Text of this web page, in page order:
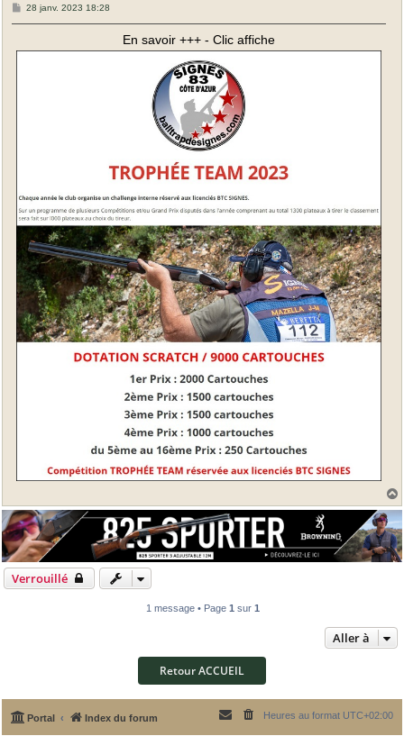
M
a
28 janv. 2023 18:28
En savoir +++ - Clic affiche
t
Verrouillé
1 message • Page 1 sur 1
Aller à
Retour ACCUEIL
Portal Index du forum Heures au format UTC+02:00